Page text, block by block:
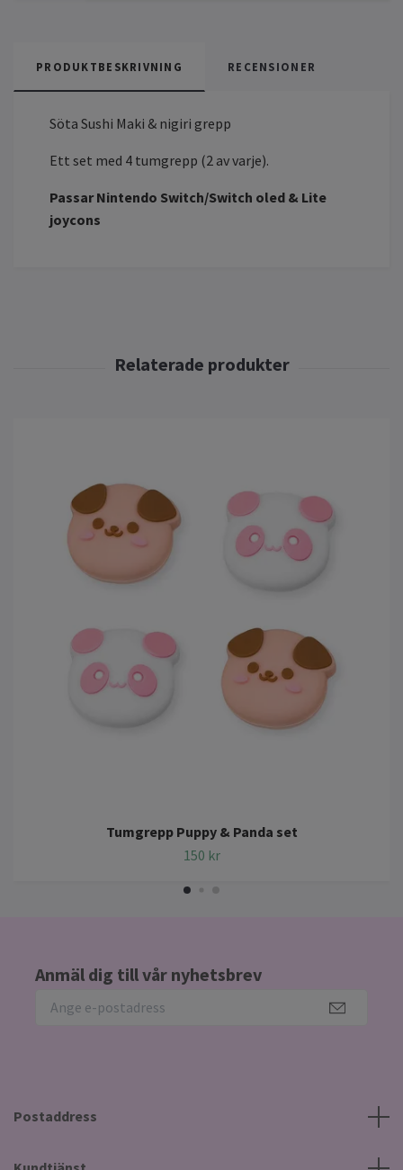
PRODUKTBESKRIVNING RECENSIONER
Söta Sushi Maki & nigiri grepp
Ett set med 4 tumgrepp (2 av varje).
Passar Nintendo Switch/Switch oled & Lite
joycons
Tumgrepp Puppy & Panda set
150 kr
Anmäl dig till vår nyhetsbrev
Postaddress